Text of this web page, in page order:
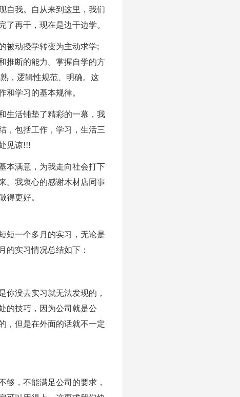
自我。自从来到这里，我们
再干，现在是边干边学。
被动授学转变为主动求学;
推断的能力。掌握自学的方
，逻辑性规范、明确。这
学习的基本规律。
生活铺垫了精彩的一幕，我
，包括工作，学习，生活三
见谅!!!
本满意，为我走向社会打下
。我衷心的感谢木材店同事
得更好。
短一个多月的实习，无论是
的实习情况总结如下：
你没去实习就无法发现的，
的技巧，因为公司就是公
，但是在外面的话就不一定
够，不能满足公司的要求，